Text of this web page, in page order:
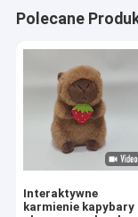
Polecane
Interaktywne
karmienie kapybary